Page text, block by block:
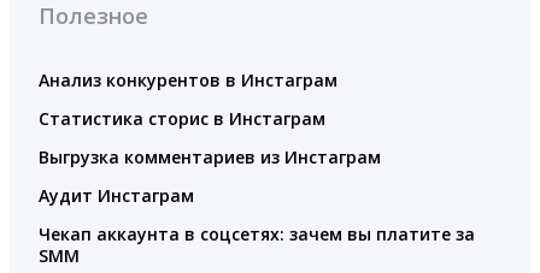
Полезное
Анализ конкурентов в Инстаграм
Статистика сторис в Инстаграм
Выгрузка комментариев из Инстаграм
Аудит Инстаграм
Чекап аккаунта в соцсетях: зачем вы платите за
SMM